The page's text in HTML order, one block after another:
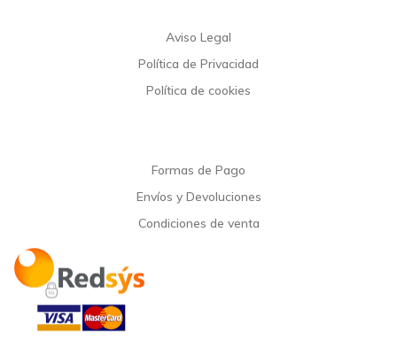
Aviso Legal
Política de Privacidad
Política de cookies
Formas de Pago
Envíos y Devoluciones
Condiciones de venta